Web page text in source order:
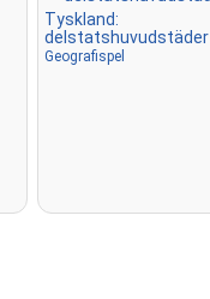
Tyskland:
delstatshuvudstäder
Geografispel